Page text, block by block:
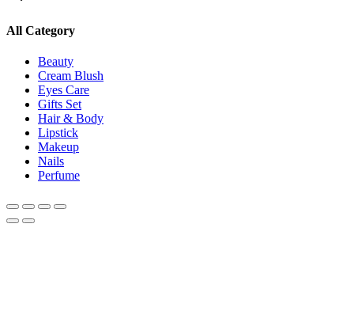
All Category
Beauty
Cream Blush
Eyes Care
Gifts Set
Hair & Body
Lipstick
Makeup
Nails
Perfume